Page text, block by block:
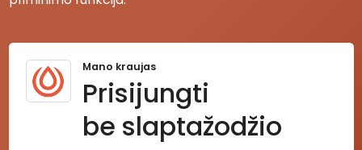
Mano kraujas
Prisijungti
be slaptažodžio